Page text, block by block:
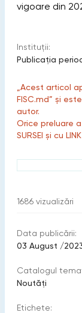
vigoare din
Instituții:
Publicaţia
„Acest articol
FISC.md” și
autor.
Orice preluare
SURSEI și cu
1686 vizualizări
Data publicării:
03 August /
Catalogul
Noutăți
Etichete: